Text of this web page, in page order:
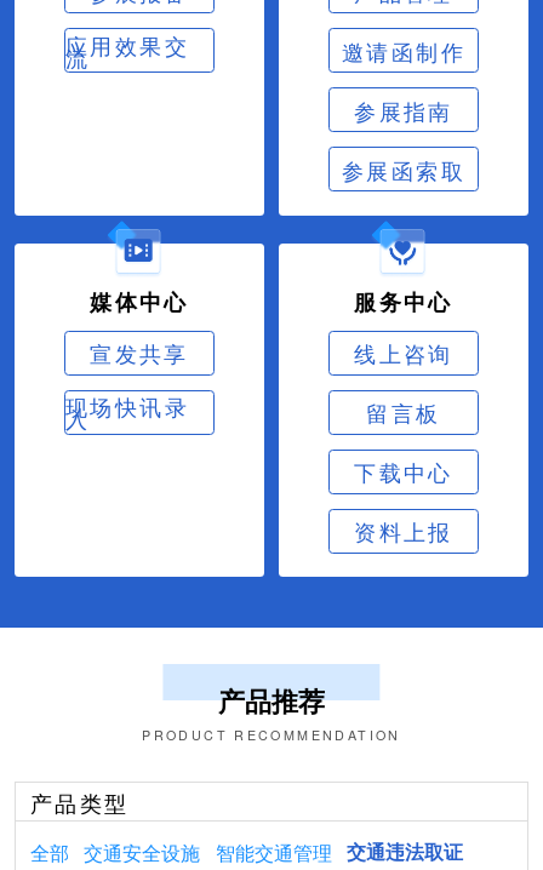
应用效果交
流
邀请函制作
参展指南
参展函索取
媒体中心
宣发共享
现场快讯录
入
服务中心
线上咨询
留言板
下载中心
资料上报
产品推荐
PRODUCT RECOMMENDATION
产品类型
全部 交通安全设施 智能交通管理
交通违法取证